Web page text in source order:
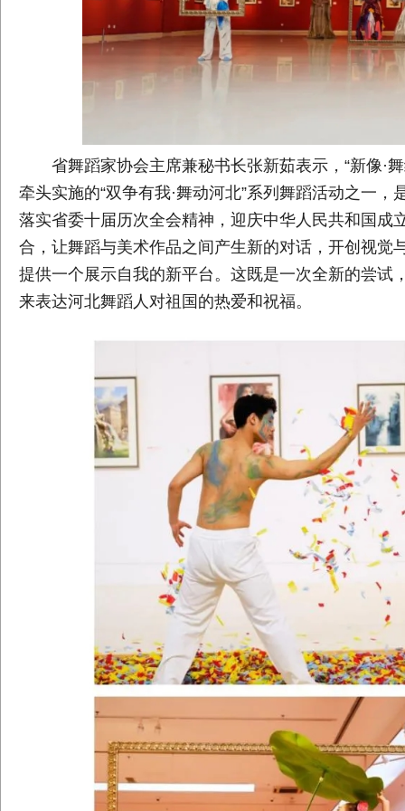
省舞蹈家协会主席兼秘书长张新茹表示，“新像·
牵头实施的“双争有我·舞动河北”系列舞蹈活动之一
落实省委十届历次全会精神，迎庆中华人民共和国
合，让舞蹈与美术作品之间产生新的对话，开创视
提供一个展示自我的新平台。这既是一次全新的尝
来表达河北舞蹈人对祖国的热爱和祝福。